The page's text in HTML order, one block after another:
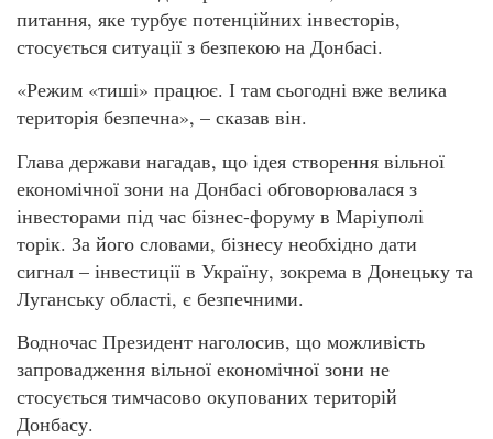
питання, яке турбує потенційних інвесторів,
стосується ситуації з безпекою на Донбасі.
«Режим «тиші» працює. І там сьогодні вже велика
територія безпечна», – сказав він.
Глава держави нагадав, що ідея створення вільної
економічної зони на Донбасі обговорювалася з
інвесторами під час бізнес-форуму в Маріуполі
торік. За його словами, бізнесу необхідно дати
сигнал – інвестиції в Україну, зокрема в Донецьку та
Луганську області, є безпечними.
Водночас Президент наголосив, що можливість
запровадження вільної економічної зони не
стосується тимчасово окупованих територій
Донбасу.